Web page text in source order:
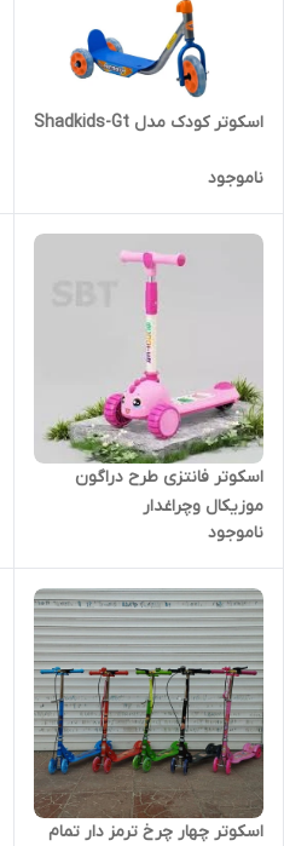
اسکوتر کودک مدل Shadkids-Gt
ناموجود
اسکوتر فانتزی طرح دراگون
موزیکال و‌چراغدار
ناموجود
اسکوتر چهار چرخ ترمز دار تمام